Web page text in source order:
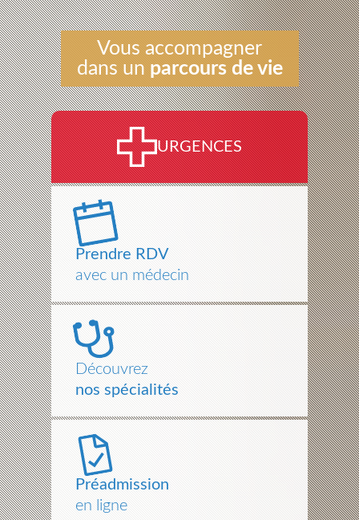
Vous accompagner
dans un parcours de vie
URGENCES
Prendre RDV
avec un médecin
Découvrez
nos spécialités
Préadmission
en ligne